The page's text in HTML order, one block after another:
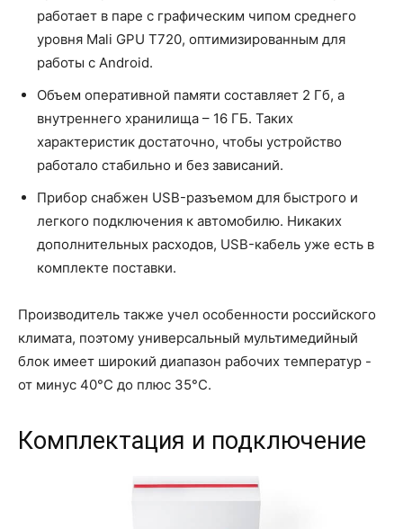
работает в паре с графическим чипом среднего
уровня Mali GPU T720, оптимизированным для
работы с Android.
Объем оперативной памяти составляет 2 Гб, а
внутреннего хранилища – 16 ГБ. Таких
характеристик достаточно, чтобы устройство
работало стабильно и без зависаний.
Прибор снабжен USB-разъемом для быстрого и
легкого подключения к автомобилю. Никаких
дополнительных расходов, USB-кабель уже есть в
комплекте поставки.
Производитель также учел особенности российского
климата, поэтому универсальный мультимедийный
блок имеет широкий диапазон рабочих температур -
от минус 40°C до плюс 35°C.
Комплектация и подключение